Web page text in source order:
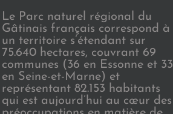
Le Parc naturel régional du
Gâtinais français correspond à
un territoire s’étendant sur
75.640 hectares, couvrant 69
communes (36 en Essonne et 33
en Seine-et-Marne) et
représentant 82.153 habitants
qui est aujourd’hui au cœur des